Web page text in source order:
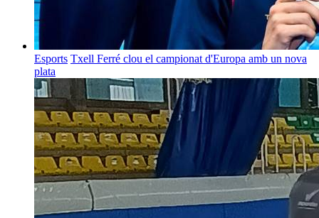
Esports Txell Ferré clou el campionat d'Europa amb un nova
plata